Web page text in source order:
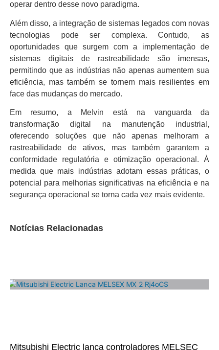
operar dentro desse novo paradigma.
Além disso, a integração de sistemas legados com novas
tecnologias pode ser complexa. Contudo, as
oportunidades que surgem com a implementação de
sistemas digitais de rastreabilidade são imensas,
permitindo que as indústrias não apenas aumentem sua
eficiência, mas também se tornem mais resilientes em
face das mudanças do mercado.
Em resumo, a Melvin está na vanguarda da
transformação digital na manutenção industrial,
oferecendo soluções que não apenas melhoram a
rastreabilidade de ativos, mas também garantem a
conformidade regulatória e otimização operacional. À
medida que mais indústrias adotam essas práticas, o
potencial para melhorias significativas na eficiência e na
segurança operacional se torna cada vez mais evidente.
Notícias Relacionadas
Mitsubishi Electric lança controladores MELSEC